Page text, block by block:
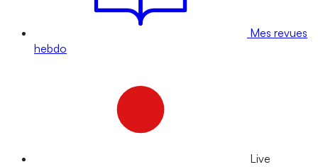
Mes revues
hebdo
Live